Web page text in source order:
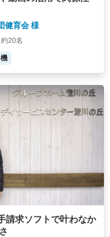
健育会 様
20名
請求ソフトで叶わなか